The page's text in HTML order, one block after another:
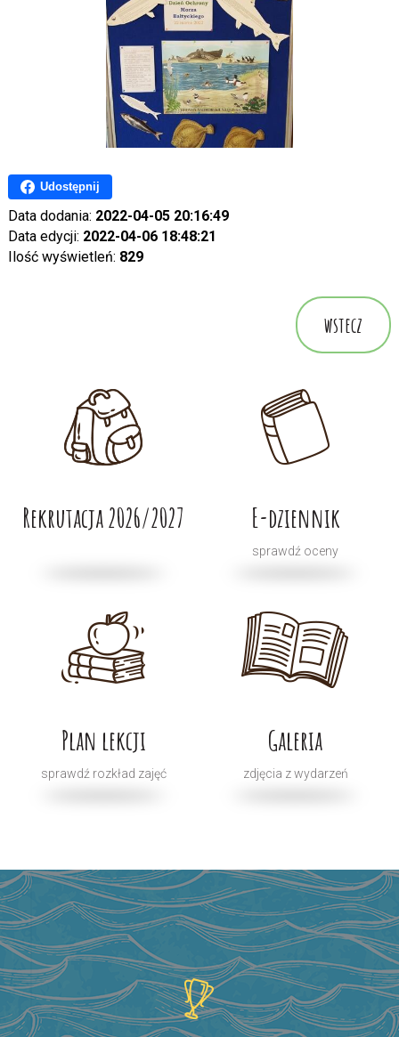
Udostępnij
Data dodania: 2022-04-05 20:16:49
Data edycji: 2022-04-06 18:48:21
Ilość wyświetleń: 829
wstecz
Rekrutacja 2026/2027 E-dziennik
sprawdź oceny
Plan lekcji
sprawdź rozkład zajęć
Galeria
zdjęcia z wydarzeń